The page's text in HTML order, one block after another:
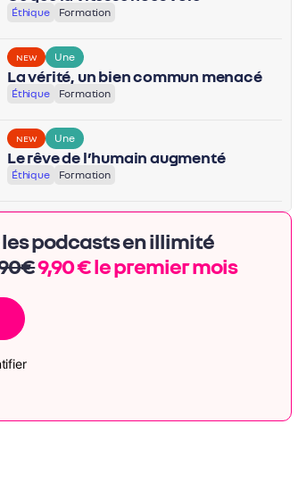
Éthique Formation
NEW Une
La vérité, un bien commun menacé
Éthique Formation
NEW Une
Le rêve de l’humain augmenté
Éthique Formation
les podcasts en illimité
9,90 € le premier mois